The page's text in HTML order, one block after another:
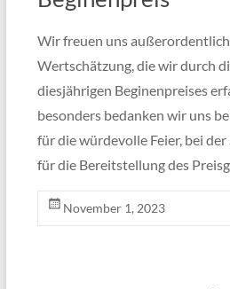
Wir freuen uns
Wertschätzung, die wir durch
diesjährigen Beginenpreises
besonders bedanken wir uns
für die würdevolle Feier, bei
für die Bereitstellung des
November 1, 2023